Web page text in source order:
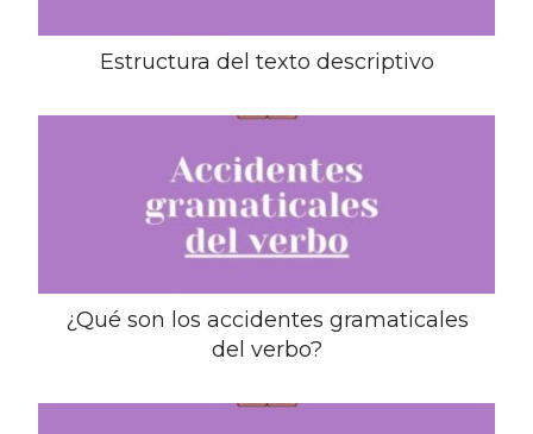
Estructura del texto descriptivo
¿Qué son los accidentes gramaticales
del verbo?